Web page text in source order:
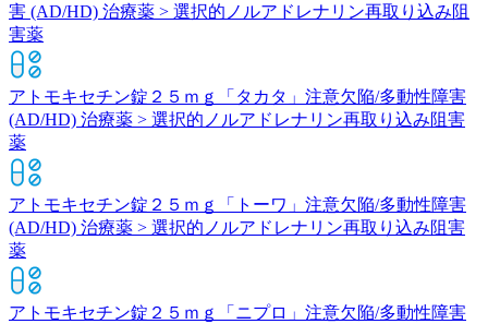
害 (AD/HD) 治療薬 > 選択的ノルアドレナリン再取り込み阻
害薬
アトモキセチン錠２５ｍｇ「タカタ」 注意欠陥/多動性障害
(AD/HD) 治療薬 > 選択的ノルアドレナリン再取り込み阻害
薬
アトモキセチン錠２５ｍｇ「トーワ」 注意欠陥/多動性障害
(AD/HD) 治療薬 > 選択的ノルアドレナリン再取り込み阻害
薬
アトモキセチン錠２５ｍｇ「ニプロ」 注意欠陥/多動性障害